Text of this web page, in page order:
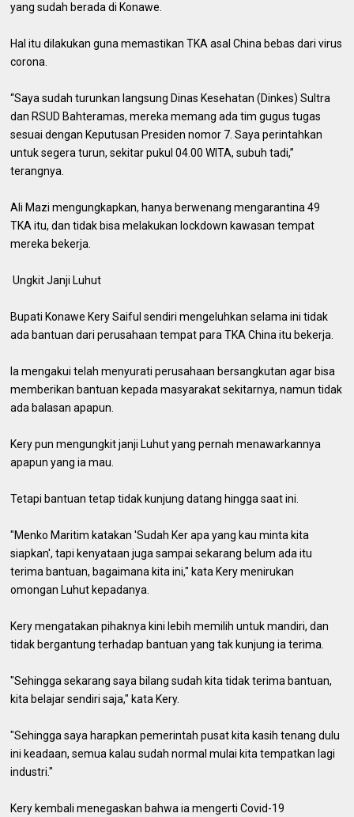
yang sudah berada di Konawe.
Hal itu dilakukan guna memastikan TKA asal China bebas dari virus
corona.
“Saya sudah turunkan langsung Dinas Kesehatan (Dinkes) Sultra
dan RSUD Bahteramas, mereka memang ada tim gugus tugas
sesuai dengan Keputusan Presiden nomor 7. Saya perintahkan
untuk segera turun, sekitar pukul 04.00 WITA, subuh tadi,”
terangnya.
Ali Mazi mengungkapkan, hanya berwenang mengarantina 49
TKA itu, dan tidak bisa melakukan lockdown kawasan tempat
mereka bekerja.
Ungkit Janji Luhut
Bupati Konawe Kery Saiful sendiri mengeluhkan selama ini tidak
ada bantuan dari perusahaan tempat para TKA China itu bekerja.
Ia mengakui telah menyurati perusahaan bersangkutan agar bisa
memberikan bantuan kepada masyarakat sekitarnya, namun tidak
ada balasan apapun.
Kery pun mengungkit janji Luhut yang pernah menawarkannya
apapun yang ia mau.
Tetapi bantuan tetap tidak kunjung datang hingga saat ini.
"Menko Maritim katakan 'Sudah Ker apa yang kau minta kita
siapkan', tapi kenyataan juga sampai sekarang belum ada itu
terima bantuan, bagaimana kita ini," kata Kery menirukan
omongan Luhut kepadanya.
Kery mengatakan pihaknya kini lebih memilih untuk mandiri, dan
tidak bergantung terhadap bantuan yang tak kunjung ia terima.
"Sehingga sekarang saya bilang sudah kita tidak terima bantuan,
kita belajar sendiri saja," kata Kery.
"Sehingga saya harapkan pemerintah pusat kita kasih tenang dulu
ini keadaan, semua kalau sudah normal mulai kita tempatkan lagi
industri."
Kery kembali menegaskan bahwa ia mengerti Covid-19